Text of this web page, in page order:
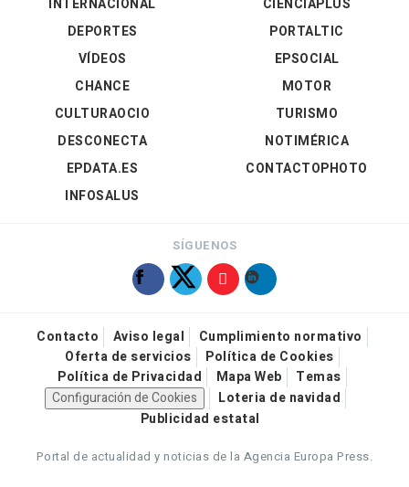
INTERNACIONAL
DEPORTES
VÍDEOS
CIENCIAPLUS
PORTALTIC
EPSOCIAL
CHANCE
CULTURAOCIO
DESCONECTA
EPDATA.ES
INFOSALUS
MOTOR
TURISMO
NOTIMÉRICA
CONTACTOPHOTO
SÍGUENOS
Contacto Aviso legal
Cumplimiento normativo
Oferta de servicios
Política de Cookies
Política de Privacidad
Mapa Web
Temas
Configuración de Cookies
Loteria de navidad
Publicidad estatal
Portal de actualidad y noticias de la Agencia Europa Press.